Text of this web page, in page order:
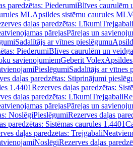
paredzētas: PiederumiBlīves caurulēm
MLApsildes sistēmu caurules ML
daļas paredzētas: LīkumiTrejgabali
pārejasPārejas un
Sadalītājs ar vītnes pieslēgumu
PiederumiBlīves caurulēm un
savienojumiemGeberit Volex
PieslēgumiSadalītājs ar vītnes
daļas paredzētas: Stiprinājumi
1.4401Rezerves daļas paredzētas:
daļas paredzētas: LīkumiTrejgabali
pārejasPārejas un
NoslēgiPieslēgumiRezerves daļas
paredzētas: Sistēmas caurules 1.4401
daļas paredzētas: Trejgabali
NoslēgiRezerves daļas